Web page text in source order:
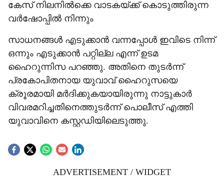
കേസ് നിലനിൽക്കെ വാടകയ്ക്ക് കൊടുത്തിരുന്ന
വർഷോപ്പിൽ നിന്നും
സാധനങ്ങൾ എടുക്കാൻ വന്നപ്പോൾ ഇവിടെ നിന്ന്
ഒന്നും എടുക്കാൻ പറ്റില്ല എന്ന് ഉടമ
ഹൈറുന്നിസ പറഞ്ഞു. അതിനെ തുടർന്ന്
പ്രകോപിതനായ യുവാവ് ഹൈറുസയെ
ക്രൂരമായി മർദിക്കുകയായിരുന്നു നാട്ടുകാർ
വിവരമറിച്ചതിനെത്തുടർന്ന് പൊലീസ് എത്തി
യുവാവിനെ കസ്റ്റഡിയിലെടുത്തു.
ADVERTISEMENT / WIDGET